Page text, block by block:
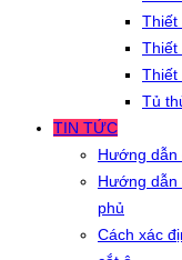
Thiết
Thiết
Thiết
Tủ
TIN TỨC
Hướng dẫn
Hướng dẫn
phủ
Cách xác